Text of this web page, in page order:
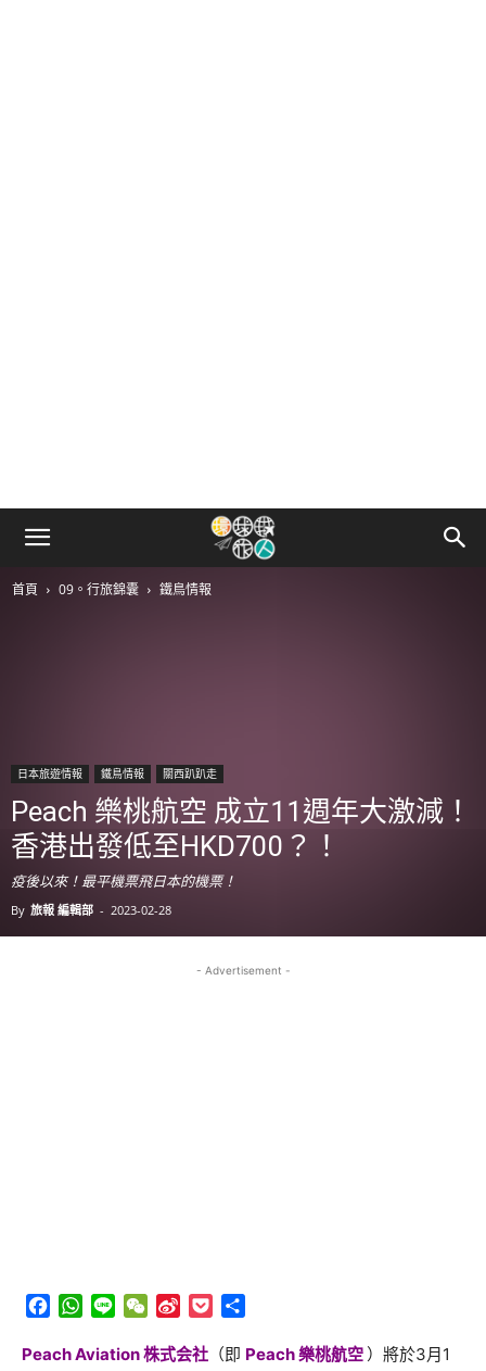
首頁 09。行旅錦囊 鐵鳥情報
日本旅遊情報 鐵鳥情報 關西趴趴走
Peach 樂桃航空 成立11週年大激減！
香港出發低至HKD700？！
疫後以來！最平機票飛日本的機票！
By 旅報 編輯部 - 2023-02-28
- Advertisement -
Facebook
WhatsApp
Line WeChat
Sina
Pocket
Peach Aviation 株式会社 （即 Peach 樂桃航空 ）將於3月1